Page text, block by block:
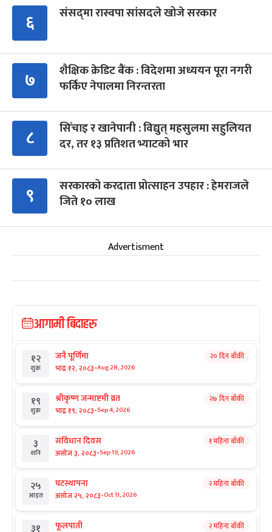
६ संसद्‍मा रास्वपा सांसदले खोजे सरकार
७
शैक्षिक क्रेडिट बैंक : विदेशमा अध्ययन पूरा नगरी
फर्किए नेपालमा निरन्तरता
८
सिँचाइ र खानेपानी : विद्युत् महसुलमा सहुलियत
दर, तर १३ प्रतिशत भ्याटको भार
९
सरकारको करदाता प्रोत्साहन उपहार : हेमराजले
जिते १० लाख
Advertisment
आगामी बिदाहरु
१२
शुक्र
जनै पूर्णिमा
भाद्र १२, २०८३-Aug 28, 2026
२० दिन बाँकी
१९
शुक्र
श्रीकृष्ण जन्माष्टमी व्रत
भाद्र १९, २०८३-Sep 4, 2026
२७ दिन बाँकी
३
शनि
संविधान दिवस
असोज ३, २०८३-Sep 19, 2026
१ महिना बाँकी
२५
आइत
घटस्थापना
असोज २५, २०८३-Oct 11, 2026
२ महिना बाँकी
३१ फूलपाती २ महिना बाँकी